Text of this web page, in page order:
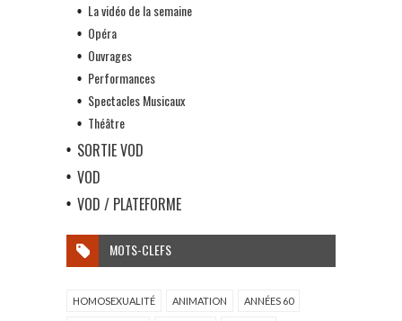
La vidéo de la semaine
Opéra
Ouvrages
Performances
Spectacles Musicaux
Théâtre
SORTIE VOD
VOD
VOD / PLATEFORME
MOTS-CLEFS
HOMOSEXUALITÉ ANIMATION ANNÉES 60